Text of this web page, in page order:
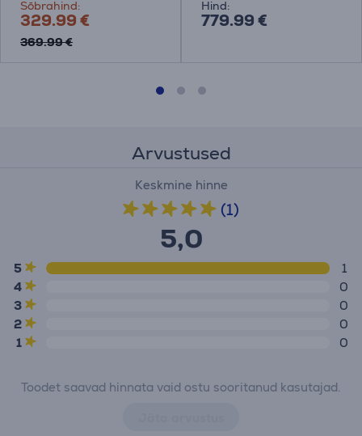
Sõbrahind:
329.99 €
369.99 €
Hind:
779.99 €
Arvustused
Keskmine hinne
(1)
5,0
5
1
4
0
3
0
2
0
1
0
Toodet saavad hinnata vaid ostu sooritanud kasutajad.